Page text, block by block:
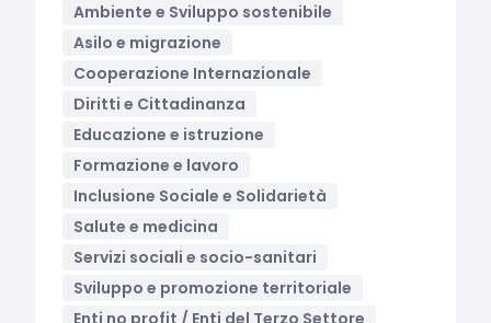
Ambiente e Sviluppo sostenibile
Asilo e migrazione
Cooperazione Internazionale
Diritti e Cittadinanza
Educazione e istruzione
Formazione e lavoro
Inclusione Sociale e Solidarietà
Salute e medicina
Servizi sociali e socio-sanitari
Sviluppo e promozione territoriale
Enti no profit / Enti del Terzo Settore